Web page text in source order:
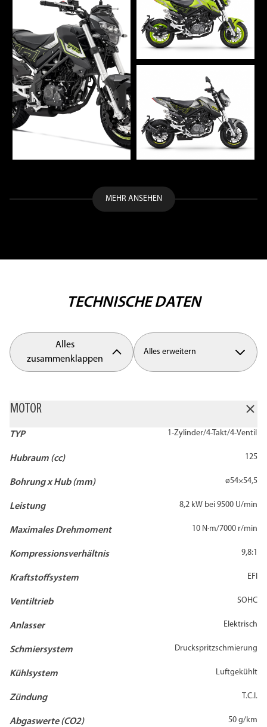
MEHR ANSEHEN
TECHNISCHE DATEN
Alles
zusammenklappen
Alles erweitern
MOTOR
TYP 1-Zylinder/4-Takt/4-Ventil
Hubraum (cc) 125
Bohrung x Hub (mm) ø54×54,5
Leistung 8,2 kW bei 9500 U/min
Maximales Drehmoment 10 N·m/7000 r/min
Kompressionsverhältnis 9,8:1
Kraftstoffsystem EFI
Ventiltrieb SOHC
Anlasser Elektrisch
Schmiersystem Druckspritzschmierung
Kühlsystem Luftgekühlt
Zündung T.C.I.
Abgaswerte (CO2) 50 g/km